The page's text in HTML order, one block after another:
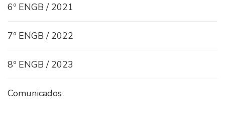
6º ENGB / 2021
7º ENGB / 2022
8º ENGB / 2023
Comunicados